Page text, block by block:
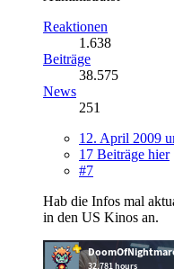
Reaktionen
1.638
Beiträge
38.575
News
251
12. April 2009
17 Beiträge hier
#7
Hab die Infos mal
in den US Kinos an.